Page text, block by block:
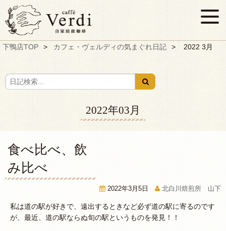
下鴨店TOP カフェ・ヴェルディの気まぐれ日記 2022 3月
2022年03月
食べ比べ、飲
み比べ
2022年3月5日 北白川焙煎所 山下
私は道の駅が好きで、遠出するときなど必ず道の駅に寄るのです
が、最近、道の駅ならぬ旬の駅というものを発見！！